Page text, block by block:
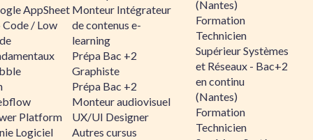
AppSheet
/ Low
Platform
Logiciel
Monteur Intégrateur
de contenus e-
learning
Prépa Bac +2
Graphiste
Prépa Bac +2
Monteur audiovisuel
UX/UI Designer
Autres cursus
(Nantes)
Formation
Technicien
Supérieur Systèmes
et Réseaux - Bac+2
en continu
(Nantes)
Formation
Technicien